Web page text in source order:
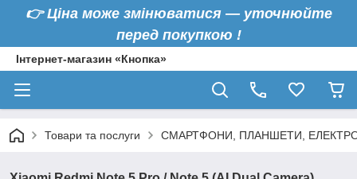
👉Ціна може змінюватися — уточнюйте
перед покупкою !
Інтернет-магазин «Кнопка»
Товари та послуги СМАРТФОНИ, ПЛАНШЕТИ,